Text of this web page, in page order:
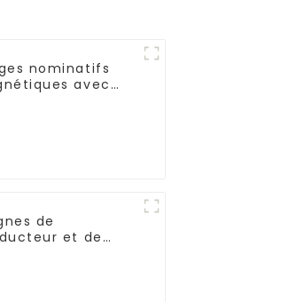
nominatifs
avec
de
et de